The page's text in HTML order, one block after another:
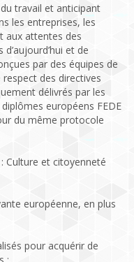
travail et anticipant
les entreprises, les
aux attentes des
et de
par des équipes de
des directives
délivrés par les
européens FEDE
du même protocole
Culture et citoyenneté
européenne, en plus
pour acquérir de
;